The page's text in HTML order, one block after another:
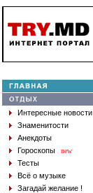
Интересные новости
Знаменитости
Анекдоты
Гороскопы
new
Тесты
Всё о музыке
Загадай желание !